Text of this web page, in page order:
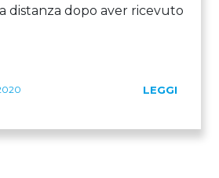
distanza dopo aver ricevuto
LEGGI